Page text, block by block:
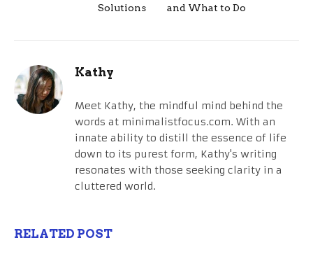
Solutions
and What to Do
Kathy
Meet Kathy, the mindful mind behind the
words at minimalistfocus.com. With an
innate ability to distill the essence of life
down to its purest form, Kathy's writing
resonates with those seeking clarity in a
cluttered world.
RELATED POST